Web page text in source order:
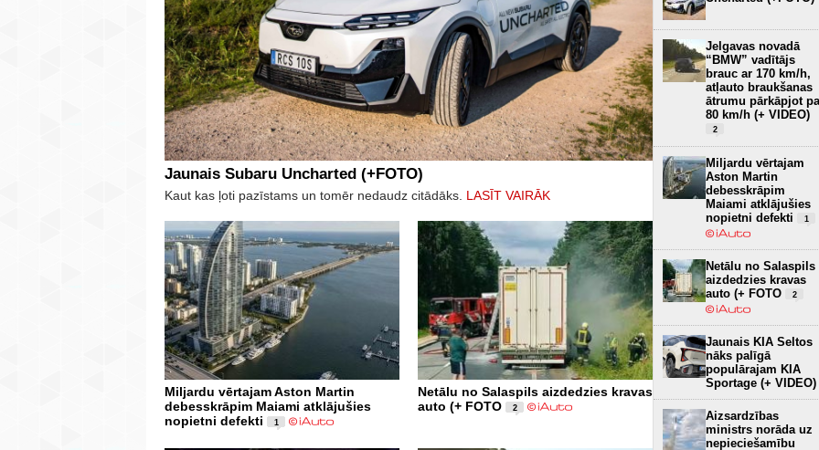
Jaunais Subaru Uncharted (+FOTO)
Kaut kas ļoti pazīstams un tomēr nedaudz citādāks. LASĪT VAIRĀK
Miljardu vērtajam Aston Martin
debesskrāpim Maiami atklājušies
nopietni defekti
1
Netālu no Salaspils aizdedzies kravas
auto (+ FOTO
2
Jelgavas novadā
“BMW” vadītājs
brauc ar 170 km/h,
atļauto braukšanas
ātrumu pārkāpjot
80 km/h (+ VIDEO)
2
Miljardu vērtajam
Aston Martin
debesskrāpim
Maiami atklājušies
nopietni defekti
1
Netālu no Salaspils
aizdedzies kravas
auto (+ FOTO
2
Jaunais KIA Seltos
nāks palīgā
populārajam KIA
Sportage (+ VIDEO)
Aizsardzības
ministrs norāda uz
nepieciešamību